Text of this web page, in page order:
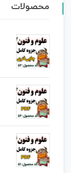
محصولات